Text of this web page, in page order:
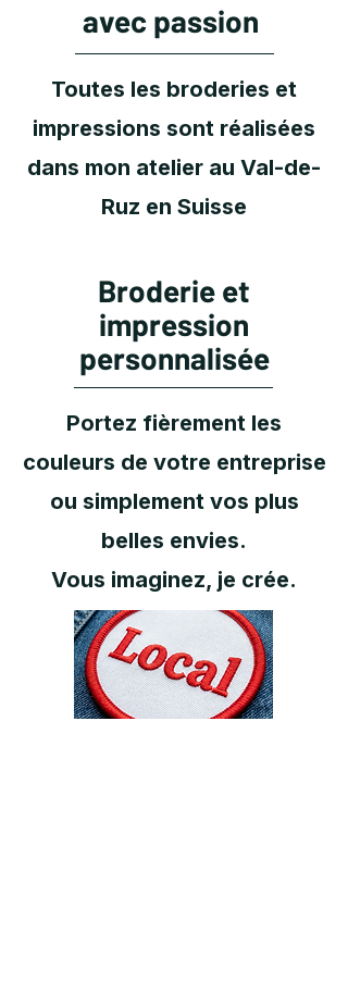
avec passion
Toutes les broderies et
impressions sont réalisées
dans mon atelier au Val-de-
Ruz en Suisse
Broderie et
impression
personnalisée
Portez fièrement les
couleurs de votre entreprise
ou simplement vos plus
belles envies.
Vous imaginez, je crée.